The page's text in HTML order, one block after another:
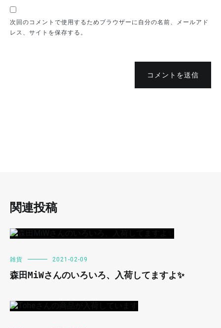
次回のコメントで使用するためブラウザーに自分の名前、メールアド
レス、サイトを保存する。
コメントを送信
関連投稿
雑貨 2021-02-09
森田MiWさんのいろいろ、入荷してますよ✨